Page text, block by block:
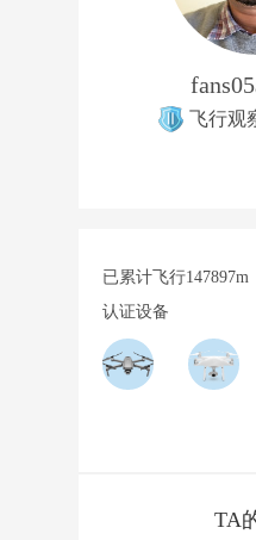
飞行观
已累计飞行147897m
认证设备
TA